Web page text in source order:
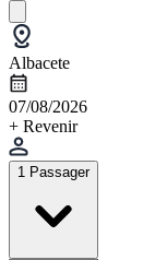
Albacete
07/08/2026
+ Revenir
1 Passager